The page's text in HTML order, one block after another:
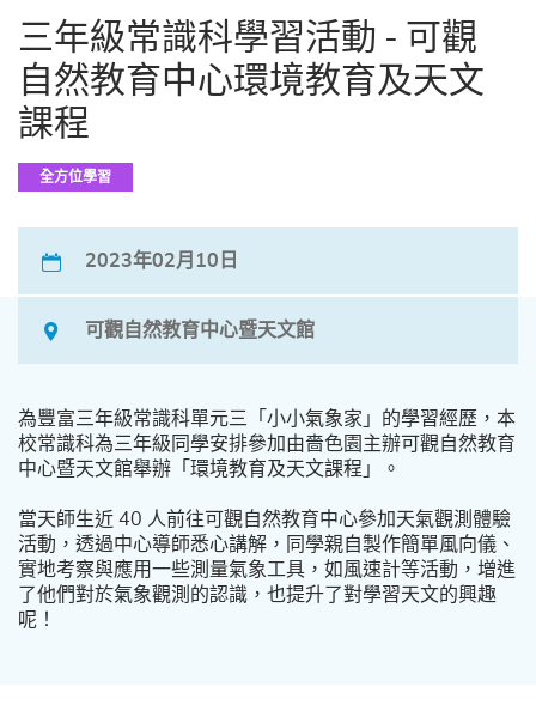
三年級常識科學習活動 - 可觀
自然教育中心環境教育及天文
課程
全方位學習
2023年02月10日
可觀自然教育中心暨天文館
為豐富三年級常識科單元三「小小氣象家」的學習經歷，本
校常識科為三年級同學安排參加由嗇色園主辦可觀自然教育
中心暨天文館舉辦「環境教育及天文課程」。
當天師生近 40 人前往可觀自然教育中心參加天氣觀測體驗
活動，透過中心導師悉心講解，同學親自製作簡單風向儀、
實地考察與應用一些測量氣象工具，如風速計等活動，增進
了他們對於氣象觀測的認識，也提升了對學習天文的興趣
呢！